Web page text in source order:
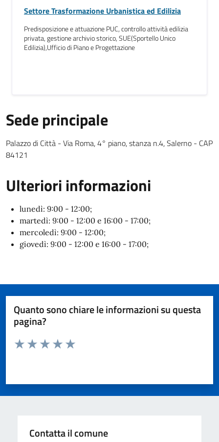
Settore Trasformazione Urbanistica ed Edilizia
Predisposizione e attuazione PUC, controllo attività edilizia
privata, gestione archivio storico, SUE(Sportello Unico
Edilizia),Ufficio di Piano e Progettazione
Sede principale
Sede Principale testuale
Palazzo di Città - Via Roma, 4° piano, stanza n.4, Salerno - CAP
84121
Ulteriori informazioni
lunedì: 9:00 - 12:00;
martedì: 9:00 - 12:00 e 16:00 - 17:00;
mercoledì: 9:00 - 12:00;
giovedì: 9:00 - 12:00 e 16:00 - 17:00;
Quanto sono chiare le informazioni su questa
pagina?
Valuta da 1 a 5 stelle la pagina
Contatta il comune